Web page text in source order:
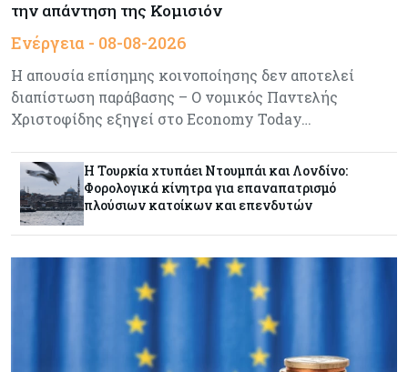
Ενέργεια
Δαμιανός για GSI: Θετική εξέλιξη η είσοδος της
Meridiam - Σειρά έχει η μελέτη της ΕΤΕπ
Crypto 07-08-2026
Γιατί το Bitcoin διχάζει αναλυτές και αγορά
Ελλάδα
Εμπορεύματα
Goldman Sachs: Το Brent θα κυμανθεί στα $80-
90/βαρέλι μέχρι να υπάρξουν εξελίξεις στη
Μέση Ανατολή
την απάντηση της Κομισιόν
Ενέργεια - 08-08-2026
Η απουσία επίσημης κοινοποίησης δεν αποτελεί
διαπίστωση παράβασης – Ο νομικός Παντελής
Χριστοφίδης εξηγεί στο Economy Today…
Η Τουρκία χτυπάει Ντουμπάι και Λονδίνο:
Φορολογικά κίνητρα για επαναπατρισμό
πλούσιων κατοίκων και επενδυτών